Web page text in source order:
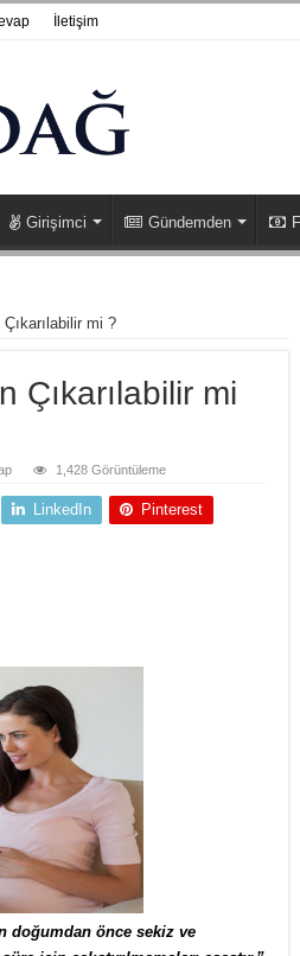
İletişim
Girişimci Gündemden
mi ?
Çıkarılabilir mi
1,428 Görüntüleme
LinkedIn Pinterest
doğumdan önce sekiz ve